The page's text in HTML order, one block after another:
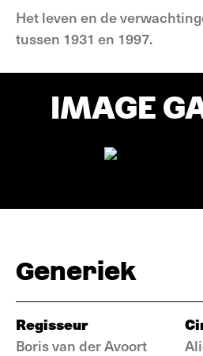
Het leven en de
tussen 1931 en 1997.
IMAGE
Generiek
Regisseur
Boris van der Avoort